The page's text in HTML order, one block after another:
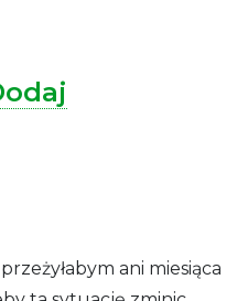
ani miesiąca